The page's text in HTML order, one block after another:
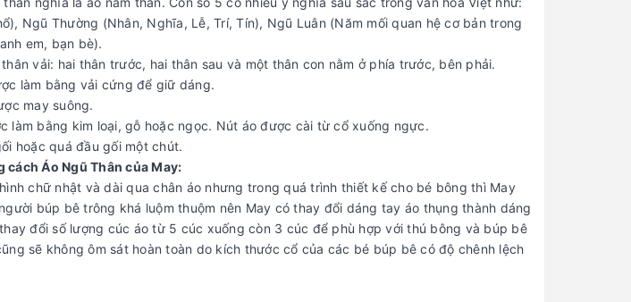
Ngũ Thường (Nhân, Nghĩa, Lễ, Trí, Tín), Ngũ Luân (Năm mối quan hệ cơ bản trong
em, bạn bè).
vải: hai thân trước, hai thân sau và một thân con nằm ở phía trước, bên phải.
làm bằng vải cứng để giữ dáng.
may suông.
làm bằng kim loại, gỗ hoặc ngọc. Nút áo được cài từ cổ xuống ngực.
hoặc quá đầu gối một chút.
Áo Ngũ Thân của May:
chữ nhật và dài qua chân áo nhưng trong quá trình thiết kế cho bé bông thì May
búp bê trông khá luộm thuộm nên May có thay đổi dáng tay áo thụng thành dáng
đổi số lượng cúc áo từ 5 cúc xuống còn 3 cúc để phù hợp với thú bông và búp bê
sẽ không ôm sát hoàn toàn do kích thước cổ của các bé búp bê có độ chênh lệch